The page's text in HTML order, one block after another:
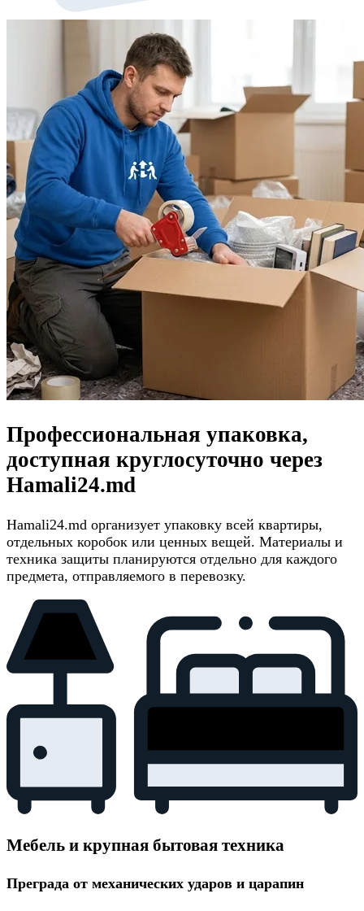
Профессиональная упаковка,
доступная круглосуточно через
Hamali24.md
Hamali24.md организует упаковку всей квартиры,
отдельных коробок или ценных вещей. Материалы и
техника защиты планируются отдельно для каждого
предмета, отправляемого в перевозку.
Мебель и крупная бытовая техника
Преграда от механических ударов и царапин